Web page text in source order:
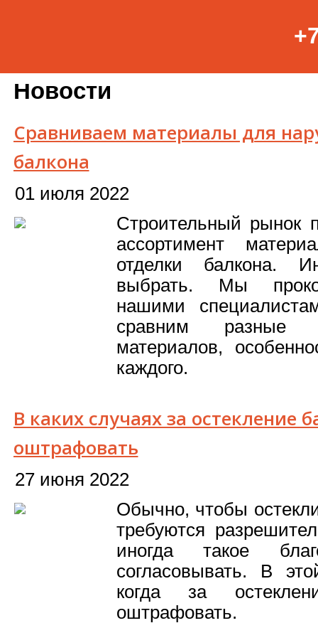
Новости
Сравниваем материалы для
балкона
01 июля 2022
Строительный рынок
ассортимент
отделки балкона.
выбрать. Мы
нашими
сравним разные
материалов,
каждого.
В каких случаях за остекление
оштрафовать
27 июня 2022
Обычно, чтобы
требуются
иногда такое
согласовывать. В
когда за
оштрафовать.